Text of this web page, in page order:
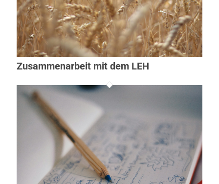
Zusammenarbeit mit dem LEH